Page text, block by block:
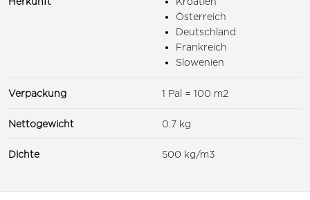
Österreich
Deutschland
Frankreich
Slowenien
Verpackung 1 Pal = 100 m2
Nettogewicht 0.7 kg
Dichte 500 kg/m3